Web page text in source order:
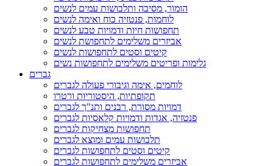
הומור, מסיבה ותלבושות עמים לנשים
לוחמות, פנטזיה כוח ואימה לנשים
תחפושות חיות ודמויות טבע לנשים
אביזרים משלימים לתחפושת לנשים
קיטים וסטים לתחפושות לנשים
גלימות ופריטים משלימים לתחפושות נשים
גברים
לוחמים, אימה וגיבורי פעולה לגברים
תקופתיות, היסטוריות ורטרו
דמויות מסורת, רבנים ותנ"ך לגברים
פנטזיה, אגדות ודמויות קלאסיות לגברים
תחפושות מצחיקות לגברים
תלבושות עמים ומוצא לגברים
קיטים וסטים לתחפושות לגברים
אביזרים משלימים לתחפושות לגברים